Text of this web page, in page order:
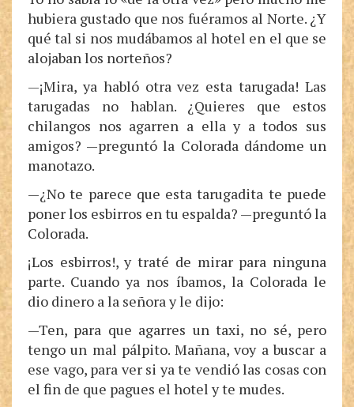
hubiera gustado que nos fuéramos al Norte. ¿Y
qué tal si nos mudábamos al hotel en el que se
alojaban los norteños?
—¡Mira, ya habló otra vez esta tarugada! Las
tarugadas no hablan. ¿Quieres que estos
chilangos nos agarren a ella y a todos sus
amigos? —preguntó la Colorada dándome un
manotazo.
—¿No te parece que esta tarugadita te puede
poner los esbirros en tu espalda? —preguntó la
Colorada.
¡Los esbirros!, y traté de mirar para ninguna
parte. Cuando ya nos íbamos, la Colorada le
dio dinero a la señora y le dijo:
—Ten, para que agarres un taxi, no sé, pero
tengo un mal pálpito. Mañana, voy a buscar a
ese vago, para ver si ya te vendió las cosas con
el fin de que pagues el hotel y te mudes.